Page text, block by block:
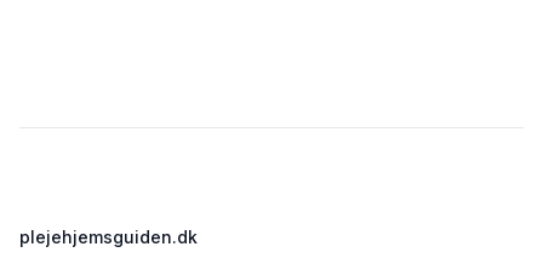
plejehjemsguiden.dk